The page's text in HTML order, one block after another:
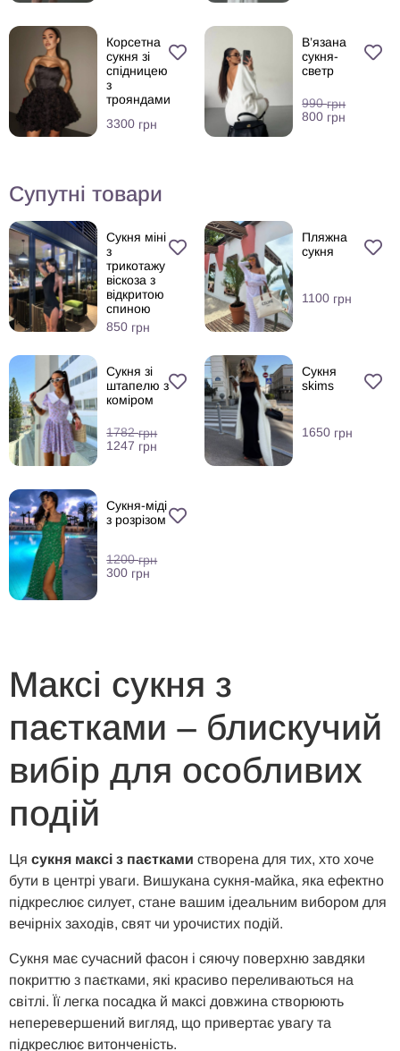
Корсетна
сукня зі
спідницею
з
трояндами
3300 грн
В’язана
сукня-
светр
990грн
800 грн
Супутні товари
Сукня міні
з
трикотажу
віскоза з
відкритою
спиною
850 грн
Пляжна
сукня
1100 грн
Сукня зі
штапелю з
коміром
1782грн
1247 грн
Сукня
skims
1650 грн
Сукня-міді
з розрізом
1200грн
300 грн
Максі сукня з
паєтками – блискучий
вибір для особливих
подій
Ця сукня максі з паєтками створена для тих, хто хоче
бути в центрі уваги. Вишукана сукня-майка, яка ефектно
підкреслює силует, стане вашим ідеальним вибором для
вечірніх заходів, свят чи урочистих подій.
Сукня має сучасний фасон і сяючу поверхню завдяки
покриттю з паєтками, які красиво переливаються на
світлі. Її легка посадка й максі довжина створюють
неперевершений вигляд, що привертає увагу та
підкреслює витонченість.